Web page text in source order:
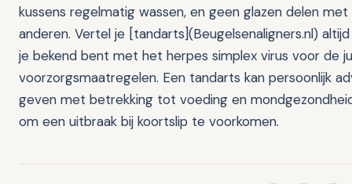
kussens regelmatig wassen, en geen glazen delen met
anderen. Vertel je [tandarts](Beugelsenaligners.nl)
je bekend bent met het herpes simplex virus voor de
voorzorgsmaatregelen. Een tandarts kan persoonlijk
geven met betrekking tot voeding en
om een uitbraak bij koortslip te voorkomen.